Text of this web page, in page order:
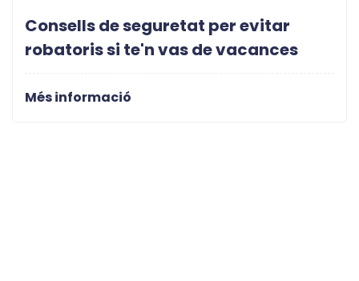
Consells de seguretat per evitar
robatoris si te'n vas de vacances
Més informació